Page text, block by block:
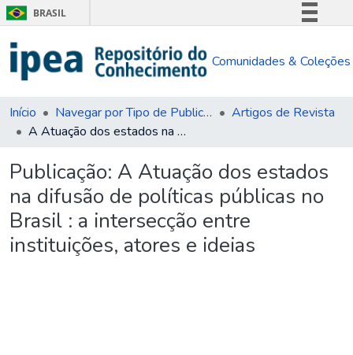
BRASIL
Comunica BR
Acesso à informação
Comunidades & Coleções
Início Navegar por Tipo de Publicação
Artigos de Revista
A Atuação dos estados na difusão de políticas públicas no Brasil : a intersecção entre instituições, atores e ideias
Publicação: A Atuação dos estados
na difusão de políticas públicas no
Brasil : a intersecção entre
instituições, atores e ideias